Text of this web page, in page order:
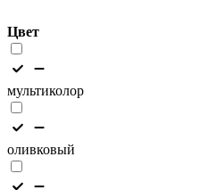
Цвет
мультиколор
оливковый